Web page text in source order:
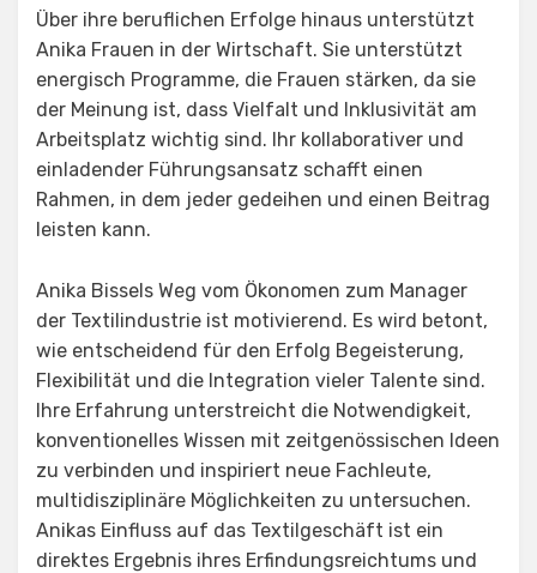
Über ihre beruflichen Erfolge hinaus unterstützt
Anika Frauen in der Wirtschaft. Sie unterstützt
energisch Programme, die Frauen stärken, da sie
der Meinung ist, dass Vielfalt und Inklusivität am
Arbeitsplatz wichtig sind. Ihr kollaborativer und
einladender Führungsansatz schafft einen
Rahmen, in dem jeder gedeihen und einen Beitrag
leisten kann.
Anika Bissels Weg vom Ökonomen zum Manager
der Textilindustrie ist motivierend. Es wird betont,
wie entscheidend für den Erfolg Begeisterung,
Flexibilität und die Integration vieler Talente sind.
Ihre Erfahrung unterstreicht die Notwendigkeit,
konventionelles Wissen mit zeitgenössischen Ideen
zu verbinden und inspiriert neue Fachleute,
multidisziplinäre Möglichkeiten zu untersuchen.
Anikas Einfluss auf das Textilgeschäft ist ein
direktes Ergebnis ihres Erfindungsreichtums und